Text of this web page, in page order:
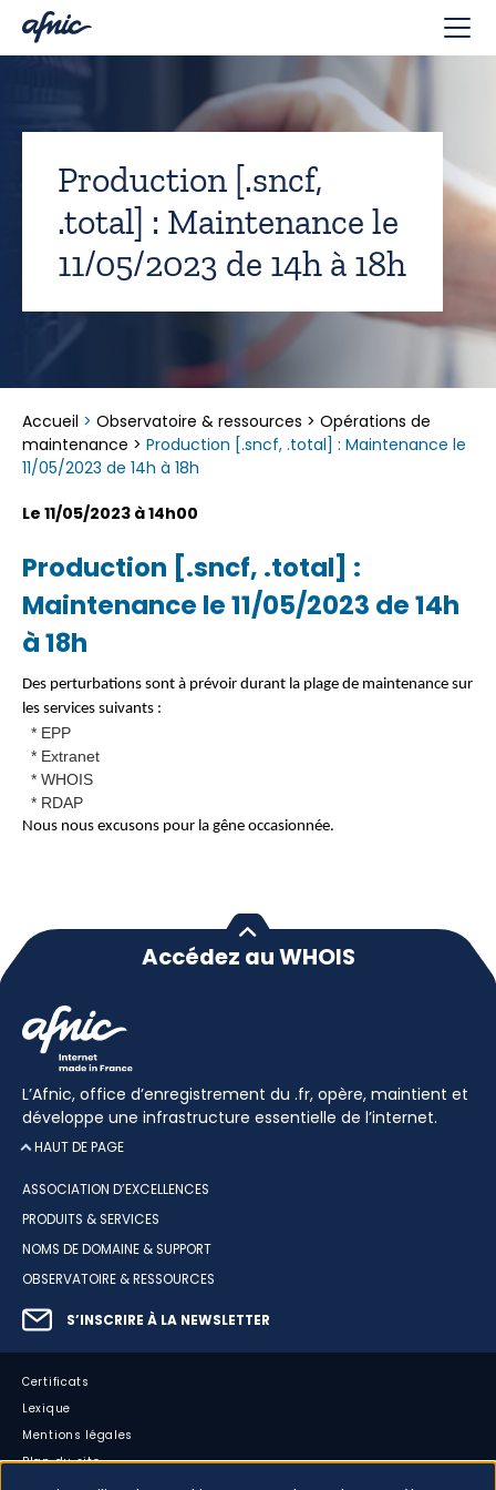
Production [.sncf,
.total] : Maintenance le
11/05/2023 de 14h à 18h
Accueil > Observatoire & ressources > Opérations de
maintenance > Production [.sncf, .total] : Maintenance le
11/05/2023 de 14h à 18h
Le 11/05/2023 à 14h00
Production [.sncf, .total] :
Maintenance le 11/05/2023 de 14h
à 18h
Des perturbations sont à prévoir durant la plage de maintenance sur
les services suivants :
* EPP
* Extranet
* WHOIS
* RDAP
Nous nous excusons pour la gêne occasionnée.
Accédez au WHOIS
L’Afnic, office d’enregistrement du .fr, opère, maintient et
développe une infrastructure essentielle de l’internet.
HAUT DE PAGE
ASSOCIATION D’EXCELLENCES
PRODUITS & SERVICES
NOMS DE DOMAINE & SUPPORT
OBSERVATOIRE & RESSOURCES
S’INSCRIRE À LA NEWSLETTER
Certificats
Lexique
Mentions légales
Plan du site
Panneau de gestion des cookies